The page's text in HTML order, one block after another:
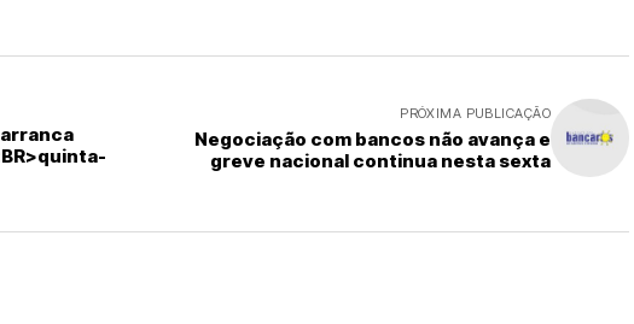
arranca
PRÓXIMA PUBLICAÇÃO
Negociação com bancos não avança e
greve nacional continua nesta sexta